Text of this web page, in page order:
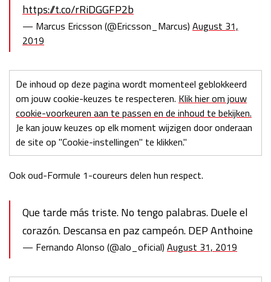
https://t.co/rRiDGGFP2b
— Marcus Ericsson (@Ericsson_Marcus) August 31,
2019
De inhoud op deze pagina wordt momenteel geblokkeerd
om jouw cookie-keuzes te respecteren. Klik hier om jouw
cookie-voorkeuren aan te passen en de inhoud te bekijken.
Je kan jouw keuzes op elk moment wijzigen door onderaan
de site op "Cookie-instellingen" te klikken."
Ook oud-Formule 1-coureurs delen hun respect.
Que tarde más triste. No tengo palabras. Duele el
corazón. Descansa en paz campeón. DEP Anthoine
— Fernando Alonso (@alo_oficial) August 31, 2019